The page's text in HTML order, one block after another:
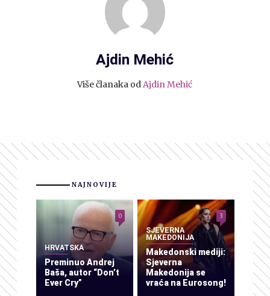
Ajdin Mehić
Više članaka odAjdin Mehić
NAJNOVIJE
HRVATSKA
Preminuo Andrej
Baša, autor “Don’t
Ever Cry”
0
SJEVERNA
MAKEDONIJA
Makedonski mediji:
Sjeverna
Makedonija se
vraća na Eurosong!
3